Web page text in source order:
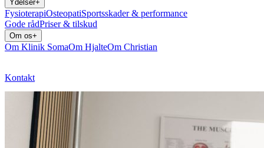
Ydelser+
FysioterapiOsteopatiSportsskader & performance
Gode rådPriser & tilskud
Om os+
Om Klinik SomaOm HjalteOm Christian
Kontakt